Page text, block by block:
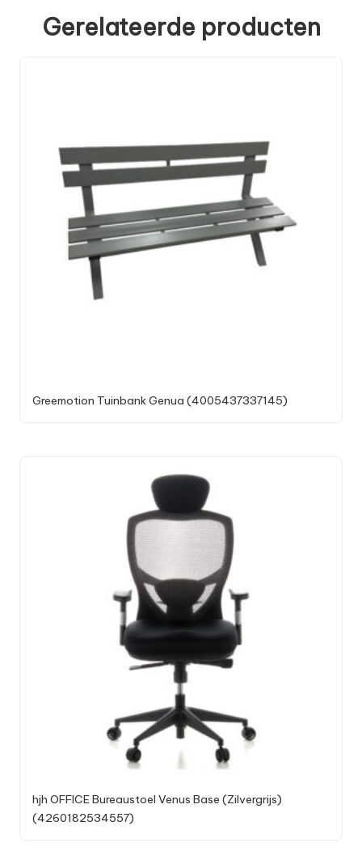
Gerelateerde producten
Greemotion Tuinbank Genua (4005437337145)
hjh OFFICE Bureaustoel Venus Base (Zilvergrijs)
(4260182534557)